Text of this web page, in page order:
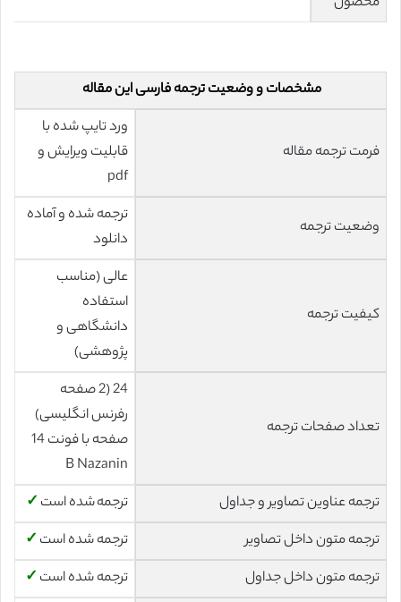
مشخصات و وضعیت ترجمه فارسی این مقاله
فرمت ترجمه مقاله
ورد تایپ شده با
قابلیت ویرایش و
pdf
وضعیت ترجمه
ترجمه شده و آماده
دانلود
کیفیت ترجمه
عالی (مناسب
استفاده
دانشگاهی و
پژوهشی)
تعداد صفحات ترجمه
24 (2 صفحه
رفرنس انگلیسی)
صفحه با فونت 14
B Nazanin
ترجمه عناوین تصاویر و جداول
ترجمه شده است ✓
ترجمه متون داخل تصاویر
ترجمه شده است ✓
ترجمه متون داخل جداول
ترجمه شده است ✓